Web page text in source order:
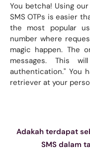
You betcha! Using
SMS OTPs is easier
the most popular
number where
magic happen. The
messages. This
authentication." You
retriever at your
Adakah terdapat
SMS dalam